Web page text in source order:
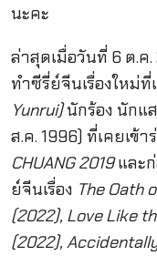
นะคะ
ล่าสุดเมื่อวันที่ 6 ต.ค
ทำซีรี่ย์จีนเรื่องใหม่ที่
Yunrui)นักร้อง นักแ
ส.ค. 1996) ที่เคยเข้า
CHUANG 2019และ
ย์จีนเรื่อง The
(2022), Love Like
(2022),